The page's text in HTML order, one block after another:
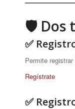
🛡 Dos
✅
Permite
Regístrate
✅